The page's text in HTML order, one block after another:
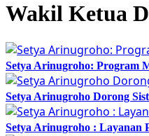
Wakil Ketua
Setya Arinugroho: Program
Setya Arinugroho Dorong
Setya Arinugroho : Layanan